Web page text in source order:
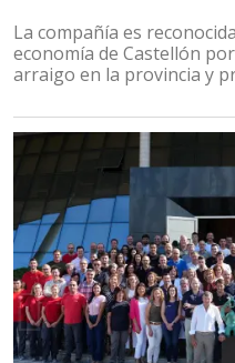
La compañía es
economía de Castellón
arraigo en la provincia y